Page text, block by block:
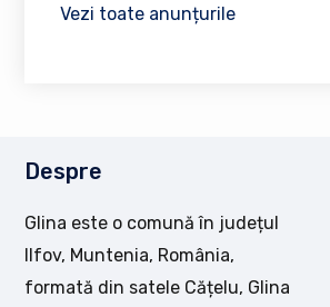
Vezi toate anunțurile
Despre
Glina este o comună în județul
Ilfov, Muntenia, România,
formată din satele Cățelu, Glina